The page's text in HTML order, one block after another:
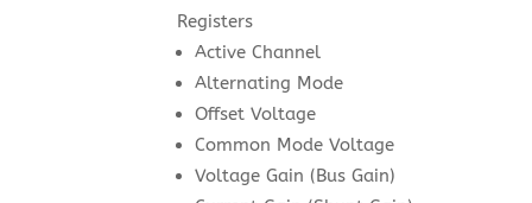
Registers
Active Channel
Alternating Mode
Offset Voltage
Common Mode Voltage
Voltage Gain (Bus Gain)